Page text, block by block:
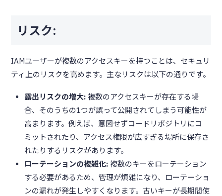
リスク:
IAMユーザーが複数のアクセスキーを持つことは、セキュリ
ティ上のリスクを高めます。主なリスクは以下の通りです。
露出リスクの増大:複数のアクセスキーが存在する場
合、そのうちの1つが誤って公開されてしまう可能性が
高まります。例えば、意図せずコードリポジトリにコ
ミットされたり、アクセス権限が広すぎる場所に保存さ
れたりするリスクがあります。
ローテーションの複雑化:複数のキーをローテーション
する必要があるため、管理が煩雑になり、ローテーショ
ンの漏れが発生しやすくなります。古いキーが長期間使